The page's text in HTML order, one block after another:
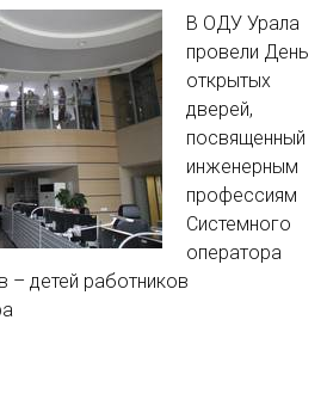
В ОДУ Урала
провели День
открытых
дверей,
посвященный
инженерным
профессиям
Системного
оператора
– детей работников